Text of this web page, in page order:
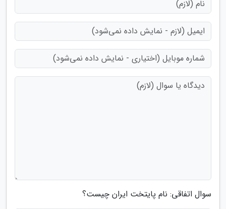
سوال اتفاقی: نام پایتخت ایران چیست؟